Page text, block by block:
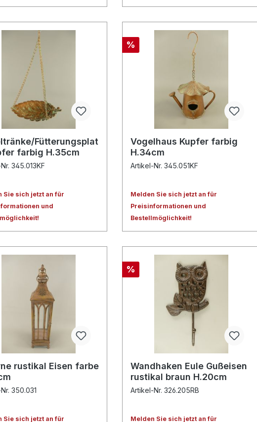
Fütterungsplat
farbig H.35cm
345.013KF
Sie sich jetzt an für
und
%
Vogelhaus Kupfer farbig
H.34cm
Artikel-Nr. 345.051KF
Melden Sie sich jetzt an für
Preisinformationen und
Bestellmöglichkeit!
rustikal Eisen farbe
350.031
Sie sich jetzt an für
%
Wandhaken Eule Gußeisen
rustikal braun H.20cm
Artikel-Nr. 326.205RB
Melden Sie sich jetzt an für